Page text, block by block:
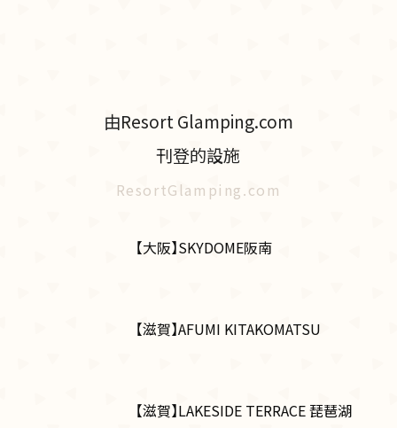
由Resort Glamping.com
刊登的設施
ResortGlamping.com
【大阪】SKYDOME阪南
【滋賀】AFUMI KITAKOMATSU
【滋賀】LAKESIDE TERRACE 琵琶湖